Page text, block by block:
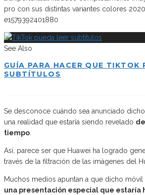
See Also
GUÍA PARA HACER QUE TIKTOK
SUBTÍTULOS
Se desconoce cuándo sea anunciado
una realidad que estaría siendo revelado
tiempo
Así, parece ser que Huawei ha logrado
través de la filtración de las imágenes del
Muchos medios apuntan a que dicho móvil
una presentación especial que estaría